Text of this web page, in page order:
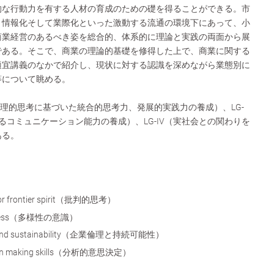
行動力を有する人材の育成のための礎を得ることができる。市
報化そして業際化といった激動する流通の環境下にあって、小
経営のあるべき姿を総合的、体系的に理論と実践の両面から展
る。そこで、商業の理論的基礎を修得した上で、商業に関する
講義のなかで紹介し、現状に対する認識を深めながら業態別に
ついて眺める。
的思考に基づいた統合的思考力、発展的実践力の養成）、LG-
コミュニケーション能力の養成）、LG-IV（実社会との関わりを
。
frontier spirit（批判的思考）
（多様性の意識）
sustainability（企業倫理と持続可能性）
making skills（分析的意思決定）